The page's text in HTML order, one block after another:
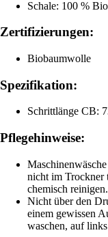
Schale: 100 %
Zertifizierungen:
Biobaumwolle
Spezifikation:
Schrittlänge CB:
Pflegehinweise:
nicht im Trockner
chemisch reinigen.
Nicht über den
einem gewissen
waschen, auf